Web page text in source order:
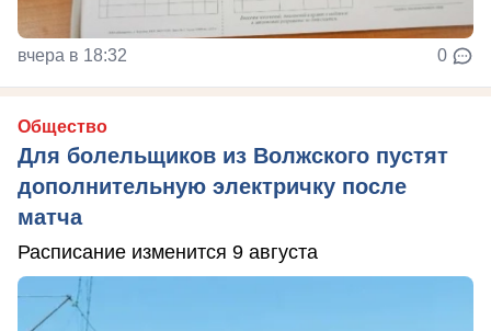
вчера в 18:32 0
Общество
Для болельщиков из Волжского пустят
дополнительную электричку после
матча
Расписание изменится 9 августа